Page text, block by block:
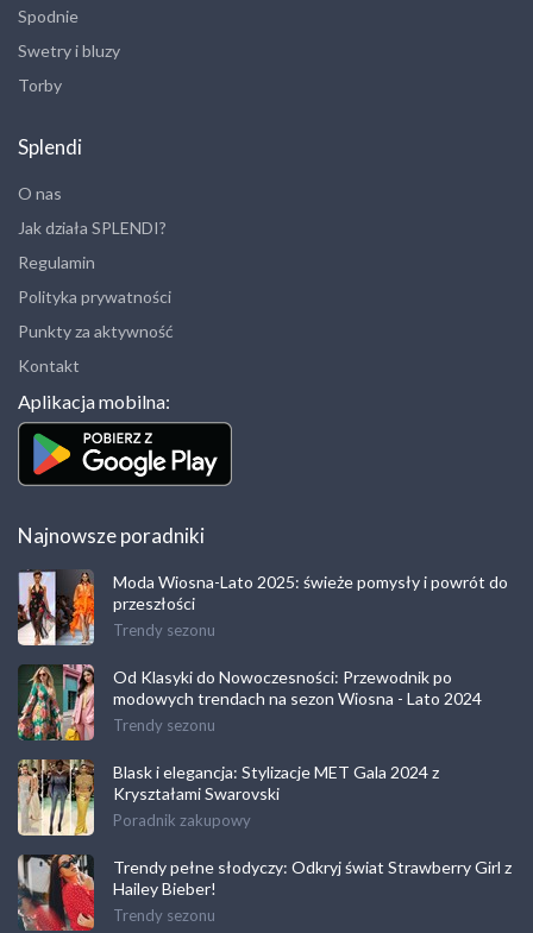
Spodnie
Swetry i bluzy
Torby
Splendi
O nas
Jak działa SPLENDI?
Regulamin
Polityka prywatności
Punkty za aktywność
Kontakt
Aplikacja mobilna:
Najnowsze poradniki
Moda Wiosna-Lato 2025: świeże pomysły i powrót do
przeszłości
Trendy sezonu
Od Klasyki do Nowoczesności: Przewodnik po
modowych trendach na sezon Wiosna - Lato 2024
Trendy sezonu
Blask i elegancja: Stylizacje MET Gala 2024 z
Kryształami Swarovski
Poradnik zakupowy
Trendy pełne słodyczy: Odkryj świat Strawberry Girl z
Hailey Bieber!
Trendy sezonu